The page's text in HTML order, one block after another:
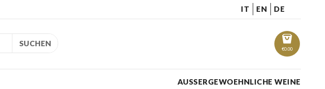
IT EN DE
€0.00
SUCHEN
AUSSERGEWOEHNLICHE WEINE